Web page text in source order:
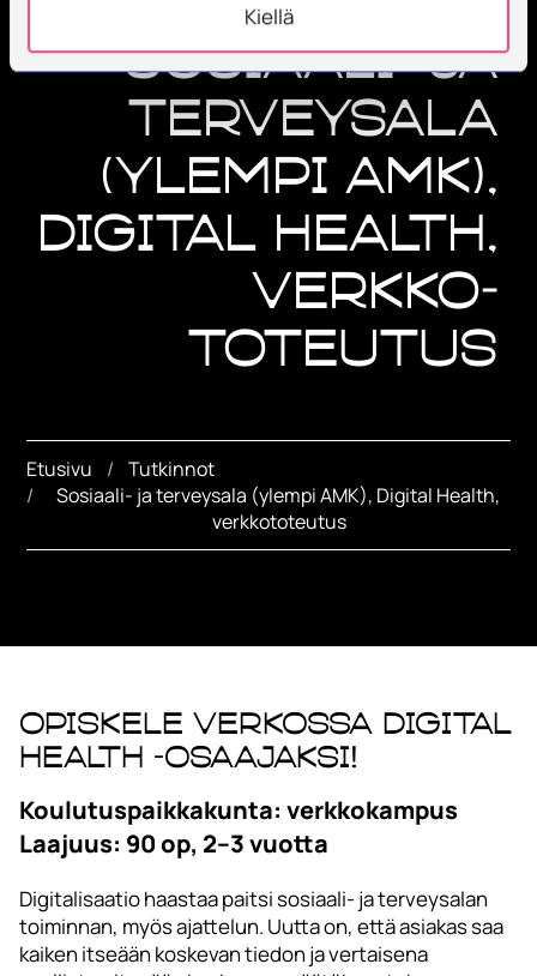
Kiellä
Sosiaali- ja
terveysala
(ylempi AMK),
Digital Health,
verkko-
toteutus
Etusivu
Tutkinnot
Sosiaali- ja terveysala (ylempi AMK), Digital Health,
verkkototeutus
Opiskele verkossa Digital
Health -osaajaksi!
Koulutuspaikkakunta: verkkokampus
Laajuus: 90 op, 2–3 vuotta
Digitalisaatio haastaa paitsi sosiaali- ja terveysalan
toiminnan, myös ajattelun. Uutta on, että asiakas saa
kaiken itseään koskevan tiedon ja vertaisena